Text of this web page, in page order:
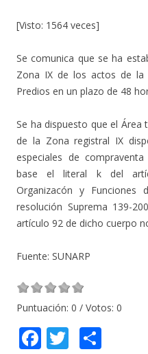
[Visto: 1564 veces]
Se comunica que se ha
Zona IX de los actos de la
Predios en un plazo de 48
Se ha dispuesto que el Área
de la Zona registral IX
especiales de
base el literal k del
Organizacón y Funciones
resolución Suprema 139-
artículo 92 de dicho cuerpo
Fuente: SUNARP
Puntuación: 0 / Votos: 0
F T